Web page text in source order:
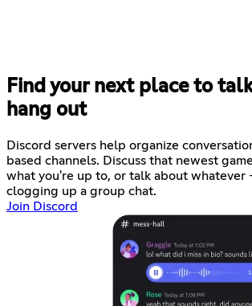
Find your next place to
hang out
Discord servers help organize
based channels. Discuss that newest
what you're up to, or talk about
clogging up a group chat.
Join Discord